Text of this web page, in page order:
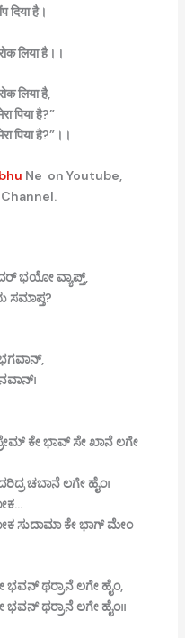
दियाहै।
लियाहै।।
लियाहै,
पियाहै?”
पियाहै?”।।
Ne on Youtube,
ಭಯೋವ್ಯಾಪ್ತ್,
ಸಮಾಪ್ತ?
ಕೇಭಾವ್ಸೇಖಾನೆಲಗೇ
ಚಬಾನೆಲಗೇಹೈಂ।
ಸುದಾಮಾಕೇಭಾಗ್ಮೇಂ
ಭವನ್ಥರ್ರಾನೆಲಗೇಹೈಂ,
ಭವನ್ಥರ್ರಾನೆಲಗೇಹೈಂ।।